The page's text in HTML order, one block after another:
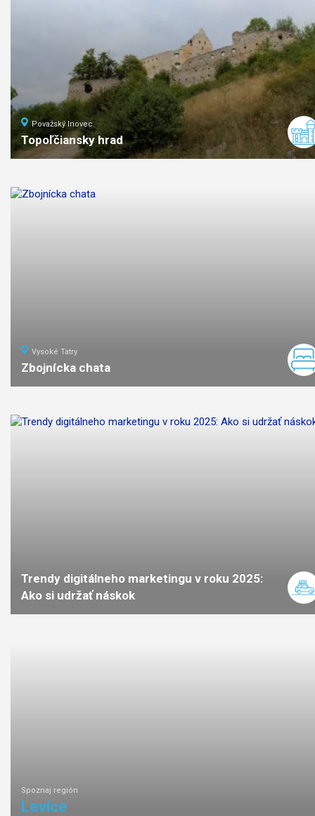
Považský Inovec
Topoľčiansky hrad
Vysoké Tatry
Zbojnícka chata
Trendy digitálneho marketingu v roku 2025:
Ako si udržať náskok
Spoznaj región
Levice